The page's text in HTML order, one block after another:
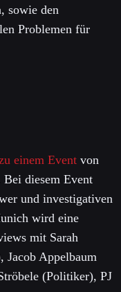
sowie den
Problemen für
einem Event von
diesem Event
und investigativen
wird eine
mit Sarah
Appelbaum
(Politiker), PJ